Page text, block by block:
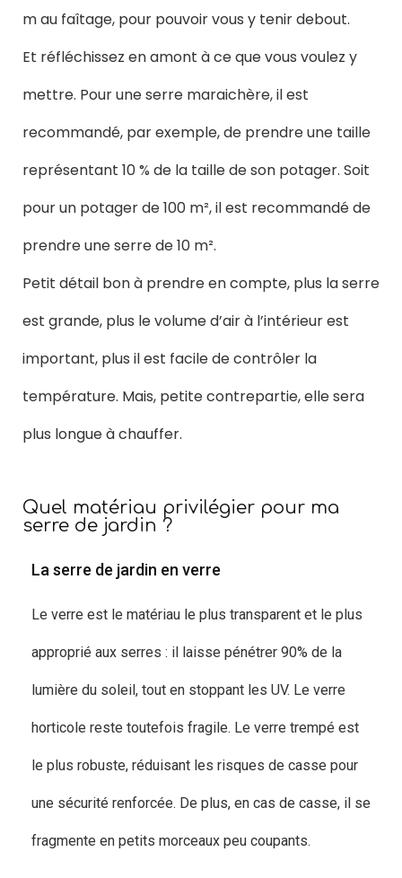
m au faîtage, pour pouvoir vous y tenir debout.
Et réfléchissez en amont à ce que vous voulez y
mettre. Pour une serre maraichère, il est
recommandé, par exemple, de prendre une taille
représentant 10 % de la taille de son potager. Soit
pour un potager de 100 m², il est recommandé de
prendre une serre de 10 m².
Petit détail bon à prendre en compte, plus la serre
est grande, plus le volume d’air à l’intérieur est
important, plus il est facile de contrôler la
température. Mais, petite contrepartie, elle sera
plus longue à chauffer.
Quel matériau privilégier pour ma
serre de jardin ?
La serre de jardin en verre
Le verre est le matériau le plus transparent et le plus
approprié aux serres : il laisse pénétrer 90% de la
lumière du soleil, tout en stoppant les UV. Le verre
horticole reste toutefois fragile. Le verre trempé est
le plus robuste, réduisant les risques de casse pour
une sécurité renforcée. De plus, en cas de casse, il se
fragmente en petits morceaux peu coupants.